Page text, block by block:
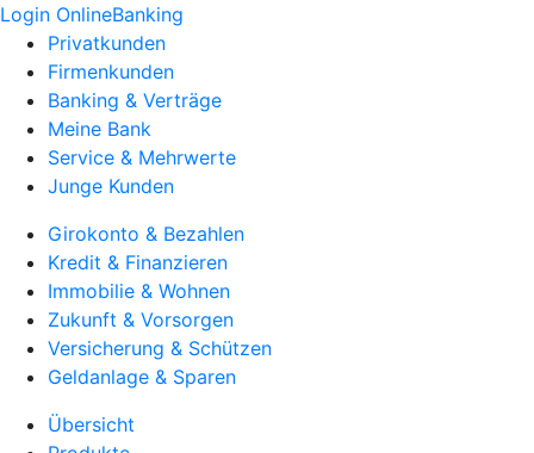
Login OnlineBanking
Privatkunden
Firmenkunden
Banking & Verträge
Meine Bank
Service & Mehrwerte
Junge Kunden
Girokonto & Bezahlen
Kredit & Finanzieren
Immobilie & Wohnen
Zukunft & Vorsorgen
Versicherung & Schützen
Geldanlage & Sparen
Übersicht